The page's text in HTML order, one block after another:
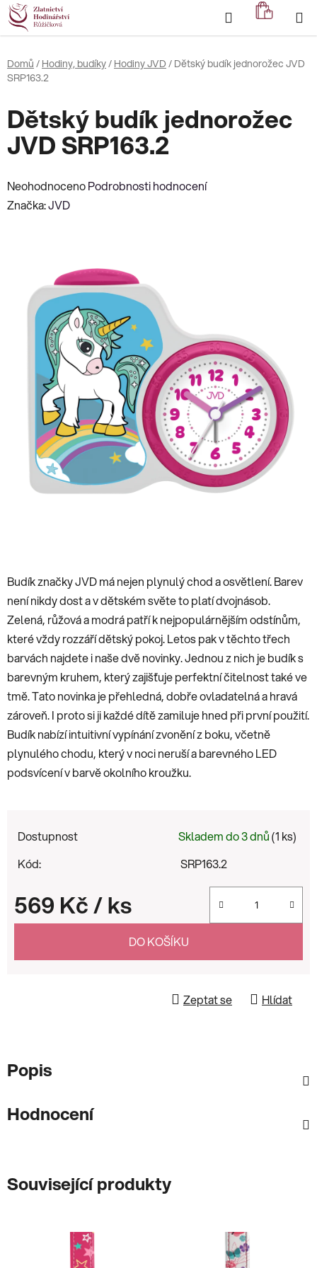
Přejít
na
obsah
Hledat
KOŠÍK
Domů / Hodiny, budíky/ Hodiny JVD / Dětský budík jednorožec JVD
SRP163.2
Budík značky JVD má nejen plynulý chod a osvětlení. Barev
není nikdy dost a v dětském světe to platí dvojnásob.
Zelená, růžová a modrá patří k nejpopulárnějším odstínům,
které vždy rozzáří dětský pokoj. Letos pak v těchto třech
barvách najdete i naše dvě novinky. Jednou z nich je budík s
barevným kruhem, který zajišťuje perfektní čitelnost také ve
tmě. Tato novinka je přehledná, dobře ovladatelná a hravá
zároveň. I proto si ji každé dítě zamiluje hned při první použití.
Budík nabízí intuitivní vypínání zvonění z boku, včetně
plynulého chodu, který v noci neruší a barevného LED
podsvícení v barvě okolního kroužku.
Dostupnost Skladem do 3 dnů(1 ks)
Kód:
SRP163.2
569 Kč/ ks
Měrná cena:
DO KOŠÍKU
Zeptat se Hlídat
Dětský budík jednorožec
JVD SRP163.2
Průměrné
hodnocení
hvězdiček.
NeohodnocenoPodrobnosti hodnocení
Značka:JVD
Popis
Hodnocení
Související produkty